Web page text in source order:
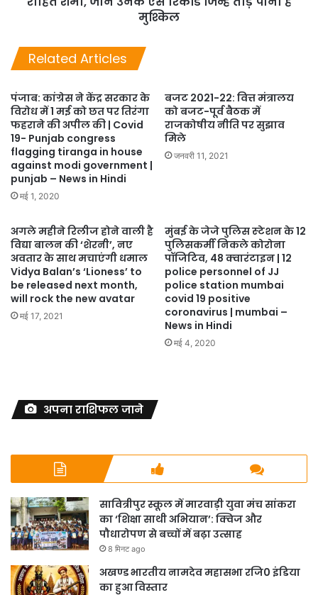
मुश्किल
Related Articles
पंजाब: कांग्रेस ने केंद्र सरकार के
विरोध में 1 मई को छत पर तिरंगा
फहराने की अपील की | Covid
19- Punjab congress
flagging tiranga in house
against modi government |
punjab – News in Hindi
मई 1, 2020
बजट 2021-22: वित्त मंत्रालय
को बजट-पूर्व बैठक में
राजकोषीय नीति पर सुझाव
मिले
जनवरी 11, 2021
अगले महीने रिलीज होने वाली है
विद्या बालन की ‘शेरनी’, नए
अवतार के साथ मचाएंगी धमाल
Vidya Balan’s ‘Lioness’ to
be released next month,
will rock the new avatar
मई 17, 2021
मुंबई के जेजे पुलिस स्‍टेशन के 12
पुलिसकर्मी निकले कोरोना
पॉजिटिव, 48 क्‍वारंटाइन | 12
police personnel of JJ
police station mumbai
covid 19 positive
coronavirus | mumbai –
News in Hindi
मई 4, 2020
अपना राशिफल जाने
सावित्रीपुर स्कूल में मारवाड़ी युवा मंच सांकरा
का ‘शिक्षा साथी अभियान’: क्विज और
पौधारोपण से बच्चों में बढ़ा उत्साह
8 मिनट ago
अखण्ड भारतीय नामदेव महासभा रजि0 इंडिया
का हुआ विस्तार